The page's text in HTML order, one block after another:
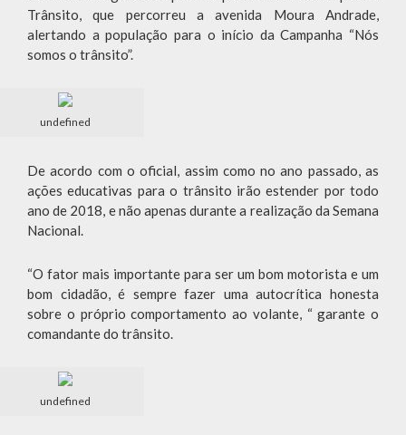
Trânsito, que percorreu a avenida Moura Andrade,
alertando a população para o início da Campanha “Nós
somos o trânsito”.
undefined
De acordo com o oficial, assim como no ano passado, as
ações educativas para o trânsito irão estender por todo
ano de 2018, e não apenas durante a realização da Semana
Nacional.
“O fator mais importante para ser um bom motorista e um
bom cidadão, é sempre fazer uma autocrítica honesta
sobre o próprio comportamento ao volante, “ garante o
comandante do trânsito.
undefined